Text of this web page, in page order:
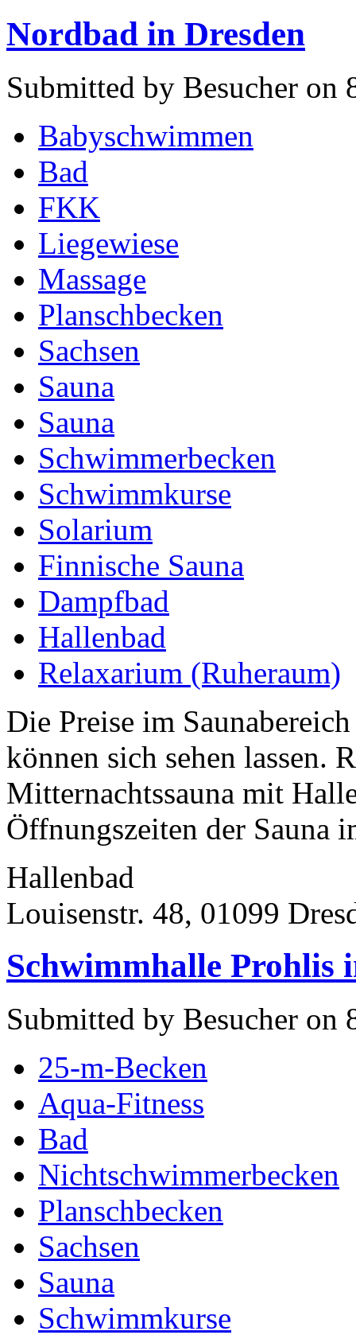
Nordbad in Dresden
Submitted by Besucher on
Babyschwimmen
Bad
FKK
Liegewiese
Massage
Planschbecken
Sachsen
Sauna
Sauna
Schwimmerbecken
Schwimmkurse
Solarium
Finnische Sauna
Dampfbad
Hallenbad
Relaxarium (Ruheraum)
Die Preise im
können sich sehen lassen.
Mitternachtssauna mit
Öffnungszeiten der Sauna
Hallenbad
Louisenstr. 48, 01099
Schwimmhalle Prohlis
Submitted by Besucher on
25-m-Becken
Aqua-Fitness
Bad
Nichtschwimmerbecken
Planschbecken
Sachsen
Sauna
Schwimmkurse